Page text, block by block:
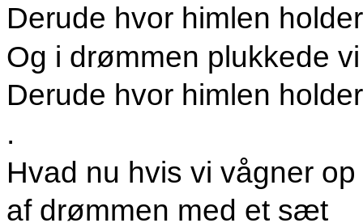
Derude hvor himlen
Og i drømmen plukkede
Derude hvor himlen
.
Hvad nu hvis vi vågner
af drømmen med et sæt